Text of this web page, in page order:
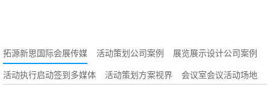
拓源新思国际会展传媒 活动策划公司案例
展览展示设计公司案例
活动执行启动签到多媒体
活动策划方案视界 会议室会议活动场地